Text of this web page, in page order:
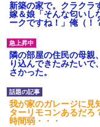
新築の家で。クラクラ
嫁＆娘「そんな匂いし
ークですね！」俺（！
隣の部屋の住民の母親
り込んできたみたいで
さかった。
我が家のガレージに見
ターリモコンあるだろ
時間弱・・・